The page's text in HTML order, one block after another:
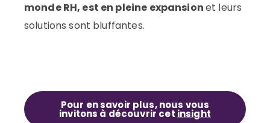
monde RH, est en pleine expansionet leurs
solutions sont bluffantes.
Pour en savoir plus, nous vous
invitons à découvrir cet insight